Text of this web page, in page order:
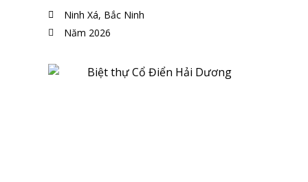
Ninh Xá, Bắc Ninh
Năm 2026